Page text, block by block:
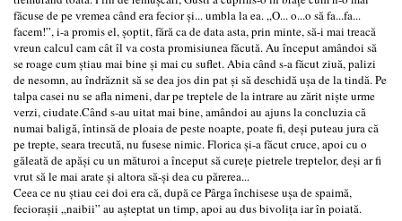
făcuse de pe vremea când era fecior și... umbla la ea. „O... o...o să fa...fa...
facem!”, i-a promis el, șoptit, fără ca de data asta, prin minte, să-i mai treacă
vreun calcul cam cât îl va costa promisiunea făcută. Au început amândoi să
se roage cum știau mai bine și mai cu suflet. Abia când s-a făcut ziuă, palizi
de nesomn, au îndrăznit să se dea jos din pat și să deschidă ușa de la tindă. Pe
talpa casei nu se afla nimeni, dar pe treptele de la intrare au zărit niște urme
verzi, ciudate.Când s-au uitat mai bine, amândoi au ajuns la concluzia că
numai baligă, întinsă de ploaia de peste noapte, poate fi, deși puteau jura că
pe trepte, seara trecută, nu fusese nimic. Florica și-a făcut cruce, apoi cu o
găleată de apăși cu un măturoi a început să curețe pietrele treptelor, deși ar fi
vrut să le mai arate și altora să-și dea cu părerea...
Ceea ce nu știau cei doi era că, după ce Pârga închisese ușa de spaimă,
feciorașii „naibii” au așteptat un timp, apoi au dus bivolița iar în poiată.